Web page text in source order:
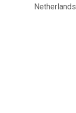
Netherlands